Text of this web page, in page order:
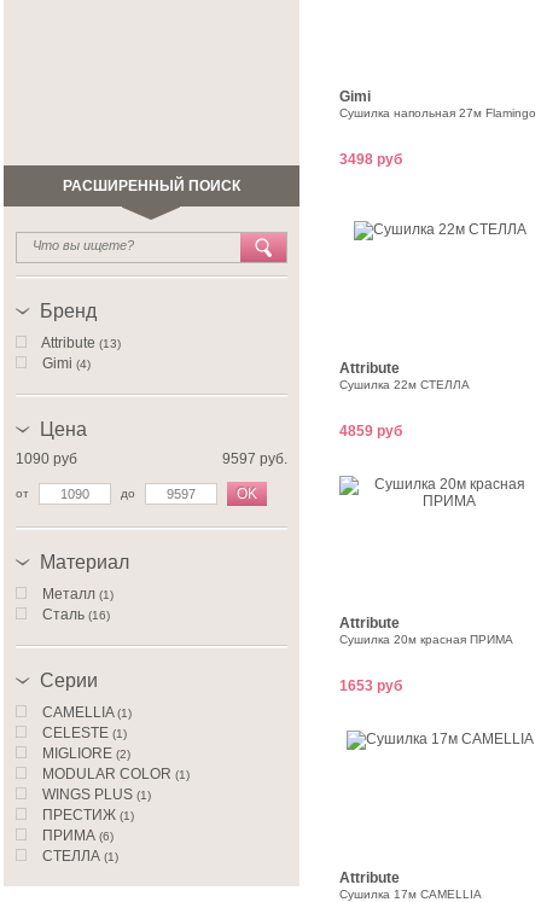
РАСШИРЕННЫЙ ПОИСК
Бренд
Attribute (13)
Gimi (4)
Цена
1090 руб 9597 руб.
от до OK
Материал
Металл (1)
Сталь (16)
Серии
CAMELLIA(1)
CELESTE (1)
MIGLIORE (2)
MODULAR COLOR (1)
WINGS PLUS (1)
ПРЕСТИЖ (1)
ПРИМА (6)
СТЕЛЛА (1)
Gimi
Сушилка напольная 27м Flamingo
3498 руб
Attribute
Сушилка 22м СТЕЛЛА
4859 руб
Attribute
Сушилка 20м красная ПРИМА
1653 руб
Attribute
Сушилка 17м CAMELLIA